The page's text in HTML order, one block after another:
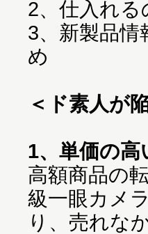
2、仕入れ
3、新製品
め
＜ド素人が
1、単価の
高額商品の
級一眼カメ
り、売れな